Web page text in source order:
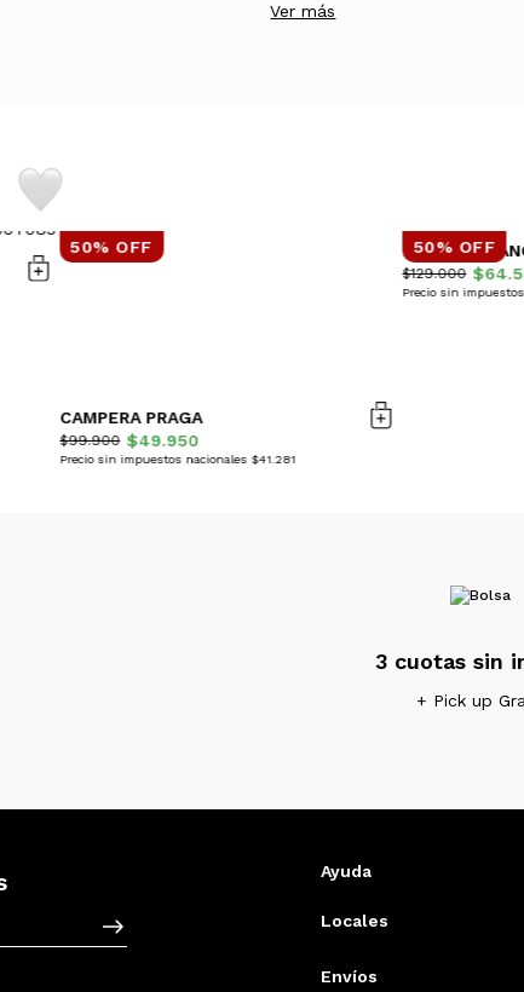
Ver más
50% OFF
CAMPERA PRAGA
$99.900 $49.950
Precio sin impuestos nacionales $41.281
50% OFF
CAMPERA
$129.000
Precio sin
3 cuotas sin
+ Pick up
Ayuda
Locales
Envíos